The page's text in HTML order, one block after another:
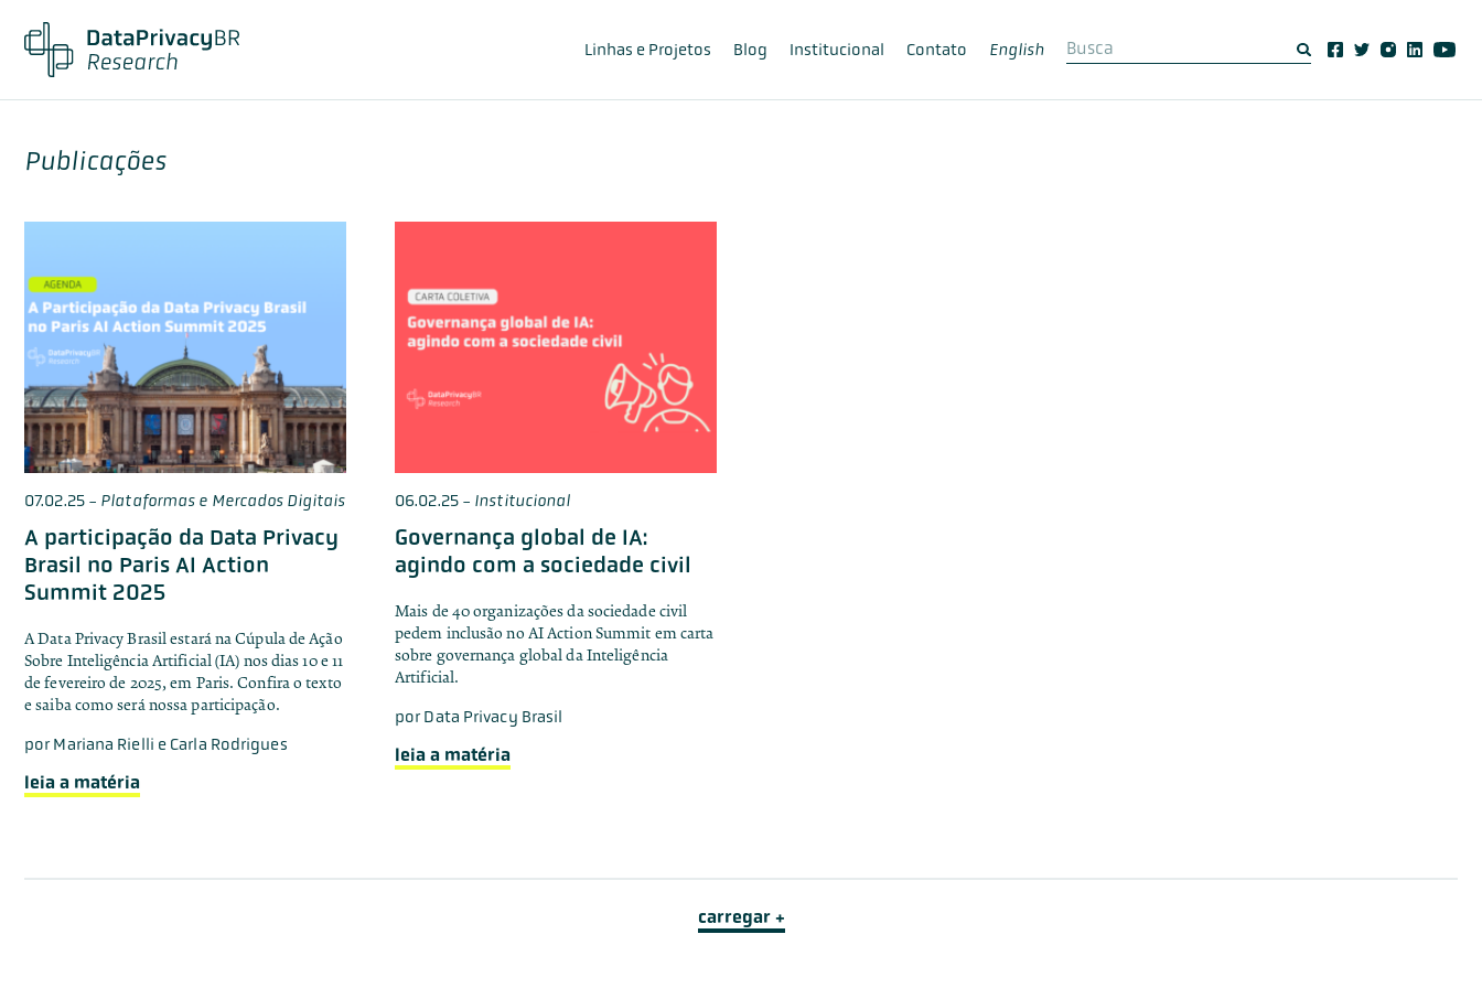
Linhas e Projetos Blog Institucional Contato English
Publicações
07.02.25- Plataformas e Mercados Digitais
A participação da Data Privacy
Brasil no Paris AI Action
Summit 2025
A Data Privacy Brasil estará na Cúpula de Ação
Sobre Inteligência Artificial (IA) nos dias 10 e 11
de fevereiro de 2025, em Paris. Confira o texto
e saiba como será nossa participação.
porMariana Rielli e Carla Rodrigues
leia a matéria
06.02.25- Institucional
Governança global de IA:
agindo com a sociedade civil
Mais de 40 organizações da sociedade civil
pedem inclusão no AI Action Summit em carta
sobre governança global da Inteligência
Artificial.
porData Privacy Brasil
leia a matéria
carregar +